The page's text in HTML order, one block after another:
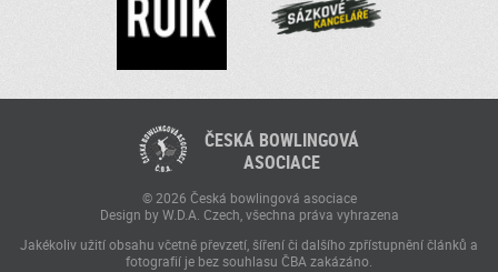
ČESKÁ BOWLINGOVÁ
ASOCIACE
© 2026 Česká bowlingová asociace
Design by W.D.A. Czech, všechna práva vyhrazena
Jakékoliv užití obsahu včetně převzetí, šíření či dalšího zpřístupnění článků a
fotografií je bez souhlasu ČBA zakázáno.